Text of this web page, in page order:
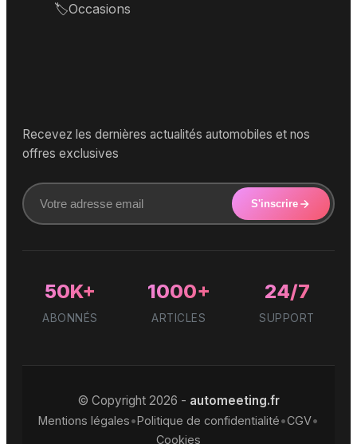
🏷️Occasions
Recevez les dernières actualités automobiles et nos
offres exclusives
S'inscrire
50K+
ABONNÉS
1000+
ARTICLES
24/7
SUPPORT
© Copyright 2026 - automeeting.fr
Mentions légales•Politique de confidentialité•CGV•
Cookies